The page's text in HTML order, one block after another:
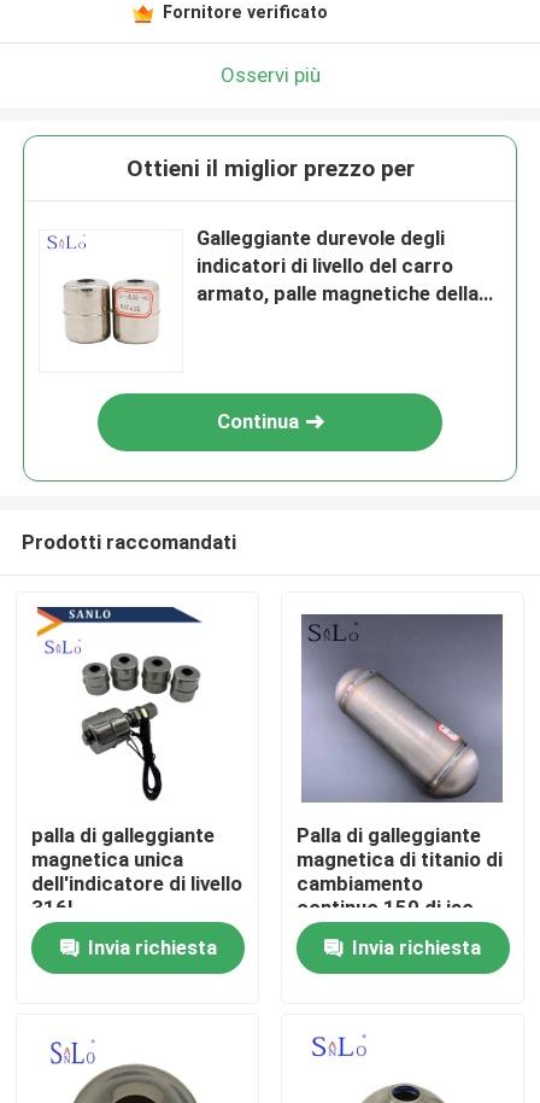
Casa
Contatti
Fornitore verificato
Osservi più
Ottieni il miglior prezzo per
Galleggiante durevole degli
indicatori di livello del carro
armato, palle magnetiche della
Continua
Prodotti raccomandati
palla di galleggiante
magnetica unica
dell'indicatore di livello
316L
Invia richiesta
Palla di galleggiante
magnetica di titanio di
cambiamento
continuo 150 di iso
463*210mm
Invia richiesta